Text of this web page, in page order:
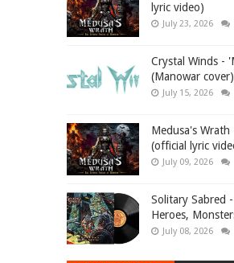
lyric video)
July 23, 2026
Crystal Winds -
(Manowar cover)
July 15, 2026
Medusa's
(official lyric
July 09, 2026
Solitary Sabred
Heroes,
July 08, 2026